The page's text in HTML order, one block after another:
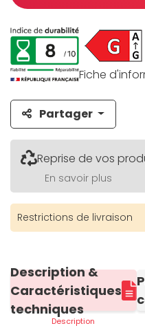
Fiche
Partager
Reprise de vos
En savoir plus
Restrictions de livraison
Description &
Caractéristiques
techniques
Description